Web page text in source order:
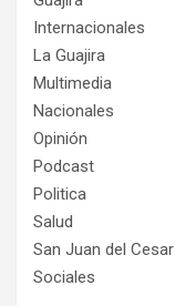
Internacionales
La Guajira
Multimedia
Nacionales
Opinión
Podcast
Politica
Salud
San Juan del Cesar
Sociales